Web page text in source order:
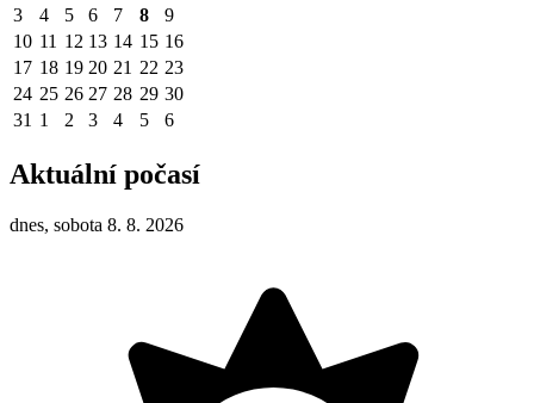
3
4 5 6 7 8
9
10 11 12 13 14 15 16
17 18 19 20 21 22 23
24 25 26 27 28 29 30
31 1 2 3 4 5 6
Aktuální počasí
dnes, sobota 8. 8. 2026